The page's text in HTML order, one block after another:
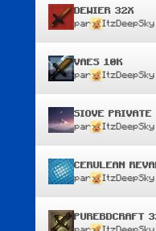
DEWIER 32X
par ItzDeepSky
VAES 10K
par ItzDeepSky
SIOVE PRIVATE
par ItzDeepSky
CERULEAN
par ItzDeepSky
par ItzDeepSky